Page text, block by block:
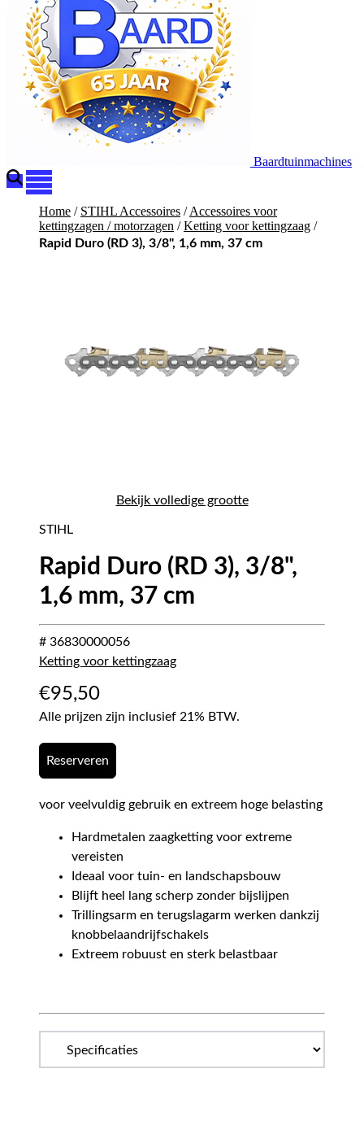
Baardtuinmachines
Home / STIHL Accessoires /Accessoires voor
kettingzagen / motorzagen /Ketting voor kettingzaag /
Rapid Duro (RD 3), 3/8", 1,6 mm, 37 cm
Bekijk volledige grootte
STIHL
Rapid Duro (RD 3), 3/8",
1,6 mm, 37 cm
# 36830000056
Ketting voor kettingzaag
€95,50
Alle prijzen zijn inclusief 21% BTW.
Reserveren
voor veelvuldig gebruik en extreem hoge belasting
Hardmetalen zaagketting voor extreme
vereisten
Ideaal voor tuin- en landschapsbouw
Blijft heel lang scherp zonder bijslijpen
Trillingsarm en terugslagarm werken dankzij
knobbelaandrijfschakels
Extreem robuust en sterk belastbaar